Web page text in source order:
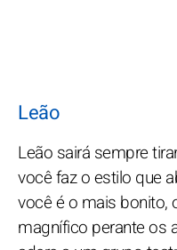
Leão
Leão sairá sempre
você faz o estilo que
você é o mais bonito,
magnífico perante os